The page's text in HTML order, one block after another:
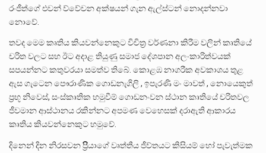
රංජීත්ගේ එවන් ව්වේචන අක්ෂයන් ගැන ඇල්ස්ටන් නොදන්නවා
නොවේ.
තවද මෙම කෘතිය කියවන්නෙකුට විචිත්‍ර වර්ණනා කිරීම වලින් කෘතියේ
චරිත වලට සහ ඊට අදාළ තියුණු සමාජ දේශපාන අලංකාරිත්වයක්
සපයන්නට කතුවරයා සමත්ව තිබේ. කොළඹ නාගරීක අවකාශය තුළ
ඇස ගැටෙන පෞරාණික ගොඩනැගිලි , ඉපැරණි මං මාවත් , නොයෙකුත්
ප්‍රභූ නිවෙස්, සංස්කෘතික හමුවීම් ගොඩනංවන ස්ථාන කෘතියේ චරිතවල
ජීවමාන ආස්ථානය රකින්නට අපමණ වෙහෙසක් දරාඇති ආකාරය
කෘතිය කියවන්නෙකුට හමුවේ.
දිනෙන් දින නිරසවන ප්‍රිිිියා⁣ගේ වෘත්තීය ජීව්තයට කිසියම් හෝ පැවැත්මක